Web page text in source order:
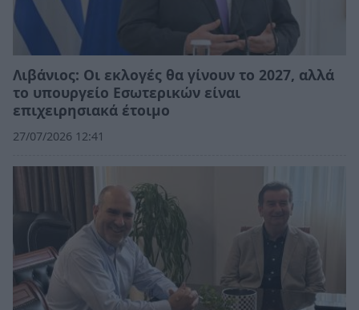
Λιβάνιος: Οι εκλογές θα γίνουν το 2027, αλλά
το υπουργείο Εσωτερικών είναι
επιχειρησιακά έτοιμο
27/07/2026 12:41